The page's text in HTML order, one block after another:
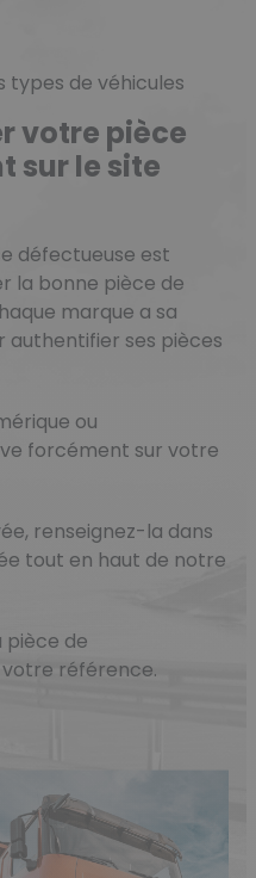
types de véhicules
votre pièce
sur le site
défectueuse est
la bonne pièce de
marque a sa
ses pièces
ou
forcément sur votre
renseignez-la dans
tout en haut de notre
pièce de
référence.